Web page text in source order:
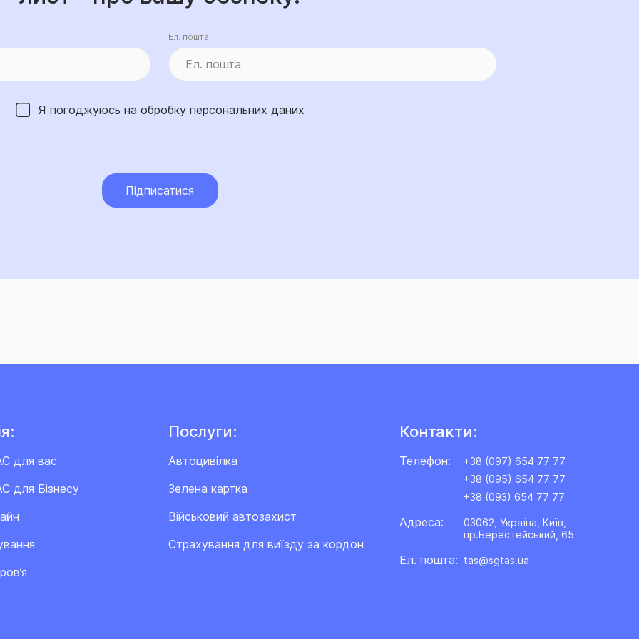
Ел. пошта
Я погоджуюсь на обробку персональних даних
Підписатися
для вас
для Бізнесу
Послуги:
Автоцивілка
Зелена картка
Військовий автозахист
Cтрахування для виїзду за кордон
Контакти:
Телефон:
+38 (097) 654 77 77
+38 (095) 654 77 77
+38 (093) 654 77 77
Адреса:
03062, Україна, Київ,
пр.Берестейський, 65
Ел. пошта: tas@sgtas.ua